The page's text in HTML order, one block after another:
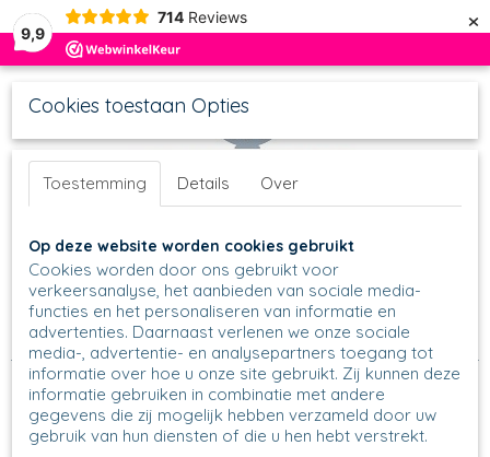
9,9
714 Reviews ×
Geen producten
Home>Mokken>Rechte mokken>236 - Rechte mok groot
oor 300 ml>236 - Mok groot oor - 2902 - Garden of Joy
Cookies toestaan Opties
Toestemming Details Over
Op deze website worden cookies gebruikt
Cookies worden door ons gebruikt voor
verkeersanalyse, het aanbieden van sociale media-
functies en het personaliseren van informatie en
advertenties. Daarnaast verlenen we onze sociale
media-, advertentie- en analysepartners toegang tot
informatie over hoe u onze site gebruikt. Zij kunnen deze
informatie gebruiken in combinatie met andere
gegevens die zij mogelijk hebben verzameld door uw
gebruik van hun diensten of die u hen hebt verstrekt.